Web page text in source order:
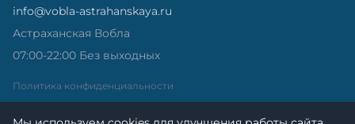
info@vobla-astrahanskaya.ru
Астраханская Вобла
07:00-22:00 Без выходных
Политика конфиденциальности